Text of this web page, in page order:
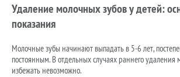
Удаление молочных зубов у детей:
показания
Молочные зубы начинают выпадать в 5-6 лет,
постоянным. В отдельных случаях раннего удаления
избежать невозможно.